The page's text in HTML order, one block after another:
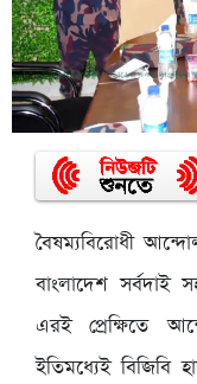
বৈষম্যবিরোধী
বাংলাদেশ সর্বদাই
এরই প্রেক্ষিতে
ইতিমধ্যেই বিজিবি